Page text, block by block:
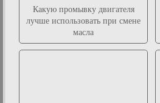
Какую промывку двигателя
лучше использовать при смене
масла